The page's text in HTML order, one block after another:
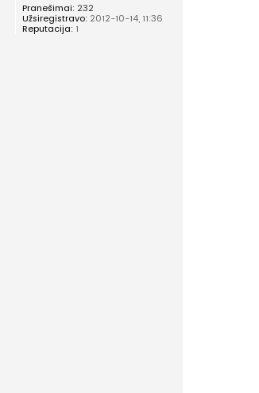
Pranešimai: 232
Užsiregistravo: 2012-10-14, 11:36
Reputacija: 1